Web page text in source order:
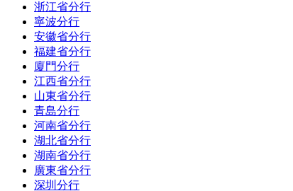
浙江省分行
寧波分行
安徽省分行
福建省分行
廈門分行
江西省分行
山東省分行
青島分行
河南省分行
湖北省分行
湖南省分行
廣東省分行
深圳分行